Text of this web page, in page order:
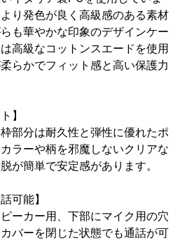
り発色が良く高級感のある素材
も華やかな印象のデザインケー
高級なコットンスエードを使用
らかでフィット感と高い保護力
】
部分は耐久性と弾性に優れたポ
ラーや柄を邪魔しないクリアな
が簡単で安定感があります。
可能】
ーカー用、下部にマイク用の穴
バーを閉じた状態でも通話が可